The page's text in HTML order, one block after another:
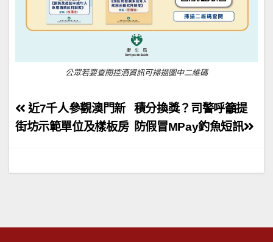
公眾若要查閱控酒資訊可掃描圖中二維碼
文
章
覽
積分換獎？司警呼籲提
防假冒MPay釣魚短訊
近7千人參觀澳門新
街坊示範單位及樣板房